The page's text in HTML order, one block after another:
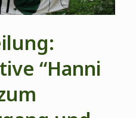
“Hanni